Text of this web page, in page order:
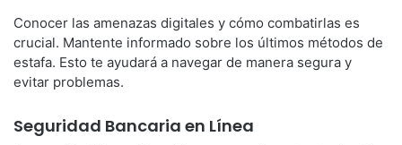
Conocer las amenazas digitales y cómo combatirlas es
crucial. Mantente informado sobre los últimos métodos de
estafa. Esto te ayudará a navegar de manera segura y
evitar problemas.
Seguridad Bancaria en Línea